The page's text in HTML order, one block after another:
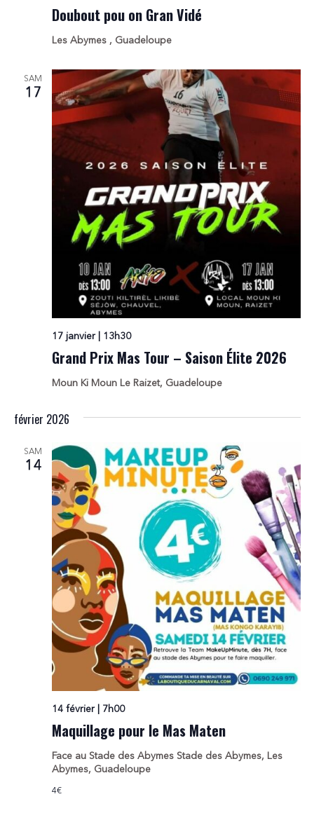
Doubout pou on Gran Vidé
Les Abymes , Guadeloupe
SAM
17
Grand Prix Mas Tour – Saison Élite 2026
17 janvier | 13h30
Moun Ki Moun Le Raizet, Guadeloupe
février 2026
SAM
14
Maquillage pour le Mas Maten
14 février | 7h00
Face au Stade des Abymes Stade des Abymes, Les
Abymes, Guadeloupe
4€